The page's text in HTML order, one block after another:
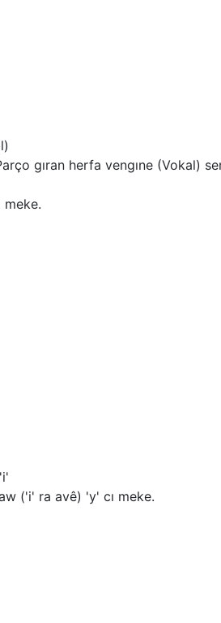
gıran herfa vengıne (Vokal)
('i' ra avê) 'y' cı meke.